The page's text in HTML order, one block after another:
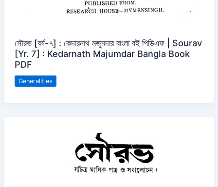
সৌরভ [বর্ষ-৭] : কেদারনাথ মজুমদার বাংলা বই পিডিএফ | Sourav
[Yr. 7] : Kedarnath Majumdar Bangla Book
PDF
Generalities